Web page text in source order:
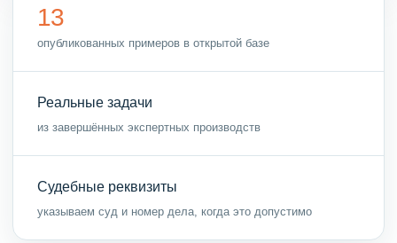
13
опубликованных примеров в открытой базе
Реальные задачи
из завершённых экспертных производств
Судебные реквизиты
указываем суд и номер дела, когда это допустимо